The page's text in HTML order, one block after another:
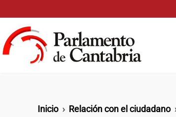
Ruta de navegación
Inicio Relación con el ciudadano